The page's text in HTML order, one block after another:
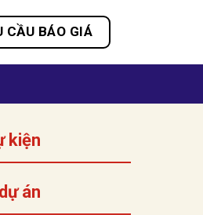
CẦU BÁO GIÁ
kiện
án